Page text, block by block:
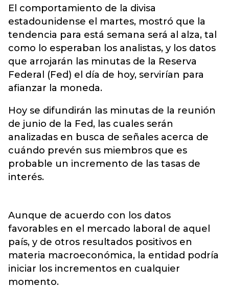
El comportamiento de la divisa
estadounidense el martes, mostró que la
tendencia para está semana será al alza, tal
como lo esperaban los analistas, y los datos
que arrojarán las minutas de la Reserva
Federal (Fed) el día de hoy, servirían para
afianzar la moneda.
Hoy se difundirán las minutas de la reunión
de junio de la Fed, las cuales serán
analizadas en busca de señales acerca de
cuándo prevén sus miembros que es
probable un incremento de las tasas de
interés.
Aunque de acuerdo con los datos
favorables en el mercado laboral de aquel
país, y de otros resultados positivos en
materia macroeconómica, la entidad podría
iniciar los incrementos en cualquier
momento.